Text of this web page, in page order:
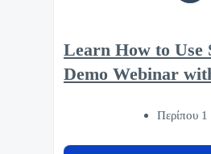
Learn How to Use
Demo Webinar
Περίπου